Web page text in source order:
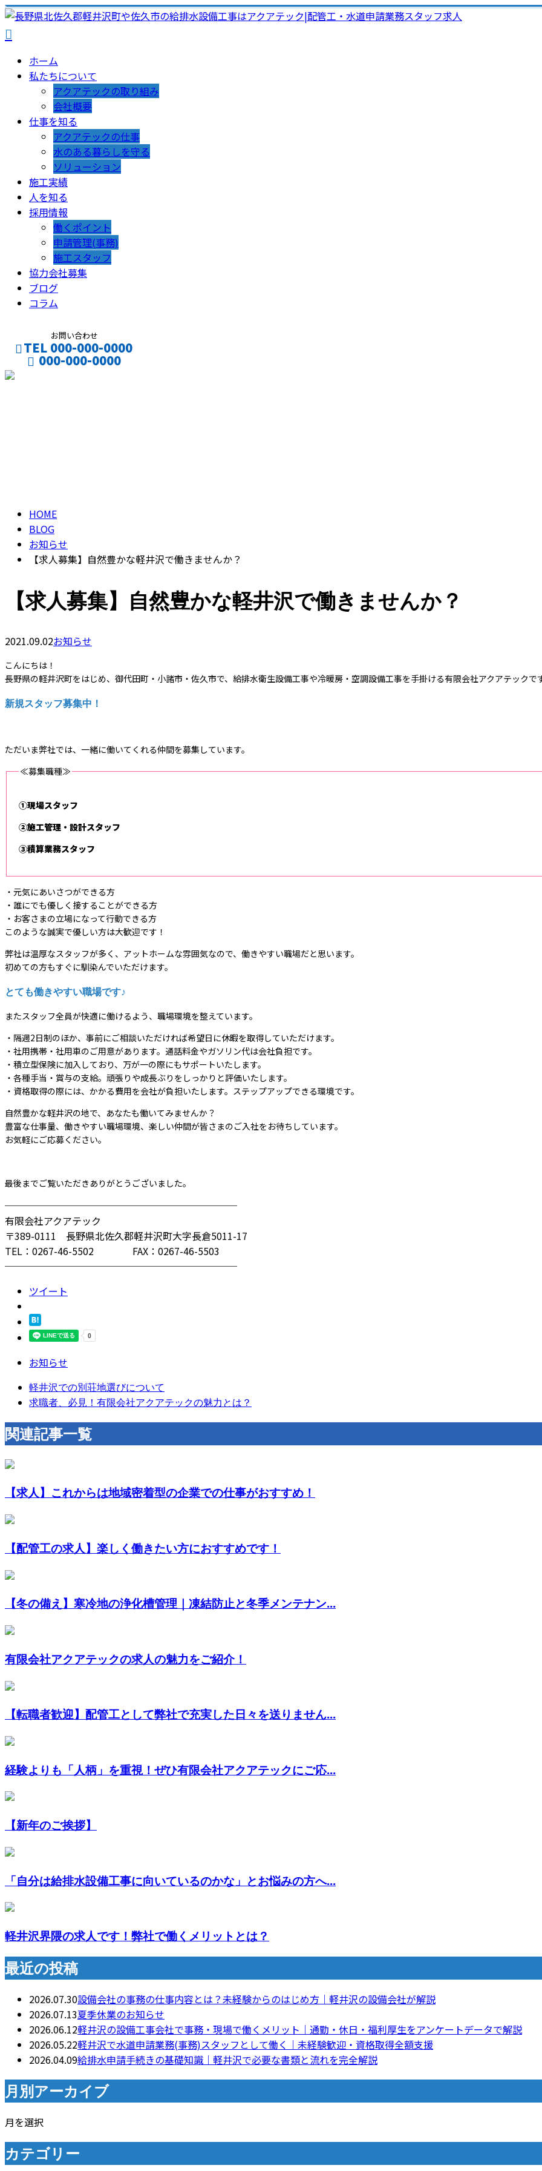
ホーム
私たちについて
アクアテックの取り組み
会社概要
仕事を知る
アクアテックの仕事
水のある暮らしを守る
ソリューション
施工実績
人を知る
採用情報
働くポイント
申請管理(事務)
施工スタッフ
協力会社募集
ブログ
コラム
お問い合わせ
TEL 000-000-0000
000-000-0000
HOME
BLOG
お知らせ
【求人募集】自然豊かな軽井沢で働きませんか？
【求人募集】自然豊かな軽井沢で働きませんか？
2021.09.02お知らせ
こんにちは！
長野県の軽井沢町をはじめ、御代田町・小諸市・佐久市で、給排水衛生設備工事や冷暖房・空調設備工事を手掛ける有限会社アクアテックで
新規スタッフ募集中！
ただいま弊社では、一緒に働いてくれる仲間を募集しています。
≪募集職種≫
①現場スタッフ
②施工管理・設計スタッフ
③積算業務スタッフ
・元気にあいさつができる方
・誰にでも優しく接することができる方
・お客さまの立場になって行動できる方
このような誠実で優しい方は大歓迎です！
弊社は温厚なスタッフが多く、アットホームな雰囲気なので、働きやすい職場だと思います。
初めての方もすぐに馴染んでいただけます。
とても働きやすい職場です♪
またスタッフ全員が快適に働けるよう、職場環境を整えています。
・隔週2日制のほか、事前にご相談いただければ希望日に休暇を取得していただけます。
・社用携帯・社用車のご用意があります。通話料金やガソリン代は会社負担です。
・積立型保険に加入しており、万が一の際にもサポートいたします。
・各種手当・賞与の支給。頑張りや成長ぶりをしっかりと評価いたします。
・資格取得の際には、かかる費用を会社が負担いたします。ステップアップできる環境です。
自然豊かな軽井沢の地で、あなたも働いてみませんか？
豊富な仕事量、働きやすい職場環境、楽しい仲間が皆さまのご入社をお待ちしています。
お気軽にご応募ください。
最後までご覧いただきありがとうございました。
────────────────────────
有限会社アクアテック
〒389-0111 長野県北佐久郡軽井沢町大字長倉5011-17
TEL：0267-46-5502 FAX：0267-46-5503
────────────────────────
ツイート
お知らせ
軽井沢での別荘地選びについて
求職者、必見！有限会社アクアテックの魅力とは？
関連記事一覧
【求人】これからは地域密着型の企業での仕事がおすすめ！
【配管工の求人】楽しく働きたい方におすすめです！
【冬の備え】寒冷地の浄化槽管理｜凍結防止と冬季メンテナン...
有限会社アクアテックの求人の魅力をご紹介！
【転職者歓迎】配管工として弊社で充実した日々を送りません...
経験よりも「人柄」を重視！ぜひ有限会社アクアテックにご応...
【新年のご挨拶】
「自分は給排水設備工事に向いているのかな」とお悩みの方へ...
軽井沢界隈の求人です！弊社で働くメリットとは？
最近の投稿
2026.07.30設備会社の事務の仕事内容とは？未経験からのはじめ方｜軽井沢の設備会社が解説
2026.07.13夏季休業のお知らせ
2026.06.12軽井沢の設備工事会社で事務・現場で働くメリット｜通勤・休日・福利厚生をアンケートデータで解説
2026.05.22軽井沢で水道申請業務(事務)スタッフとして働く｜未経験歓迎・資格取得全額支援
2026.04.09給排水申請手続きの基礎知識｜軽井沢で必要な書類と流れを完全解説
月別アーカイブ
月を選択
カテゴリー